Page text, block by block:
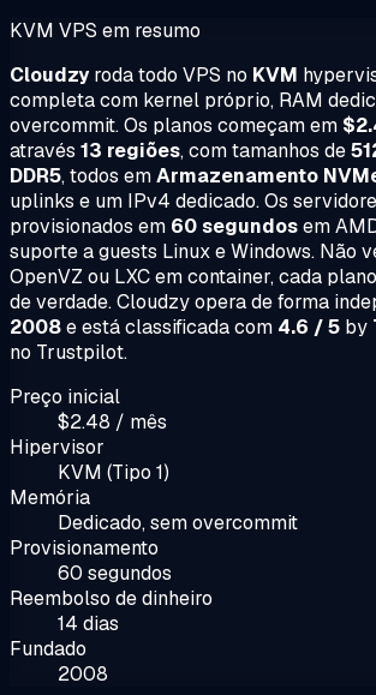
KVM VPS em resumo
Cloudzyroda todo VPS no KVM
completa com kernel próprio, RAM
overcommit. Os planos começam em
através 13 regiões, com tamanhos de
DDR5, todos emArmazenamento
uplinks e um IPv4 dedicado. Os
provisionados em 60 segundosem
suporte a guests Linux e Windows. Não
OpenVZ ou LXC em container, cada
de verdade. Cloudzy opera de forma
2008e está classificada com 4.6 / 5 by
no Trustpilot.
Preço inicial
$2.48 / mês
Hipervisor
KVM (Tipo 1)
Memória
Dedicado, sem overcommit
Provisionamento
60 segundos
Reembolso de dinheiro
14 dias
Fundado
2008